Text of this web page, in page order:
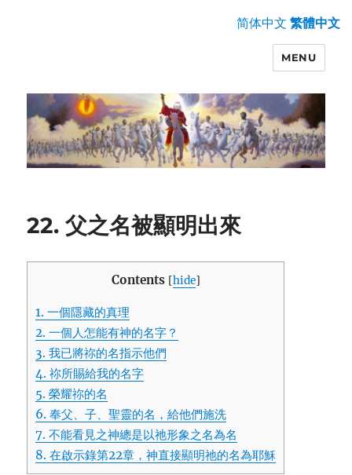
MENU
22. 父之名被顯明出來
Contents [hide]
1. 一個隱藏的真理
2. 一個人怎能有神的名字？
3. 我已將祢的名指示他們
4. 祢所賜給我的名字
5. 榮耀祢的名
6. 奉父、子、聖靈的名，給他們施洗
7. 不能看見之神總是以祂形象之名為名
8. 在啟示錄第22章，神直接顯明祂的名為耶穌
简体中文 繁體中文